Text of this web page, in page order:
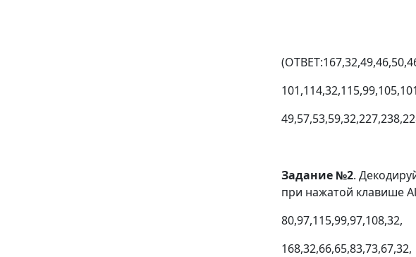
Задание №2.
при нажатой клавише
80,97,115,99,97,108,32,
168,32,66,65,83,73,67,32,